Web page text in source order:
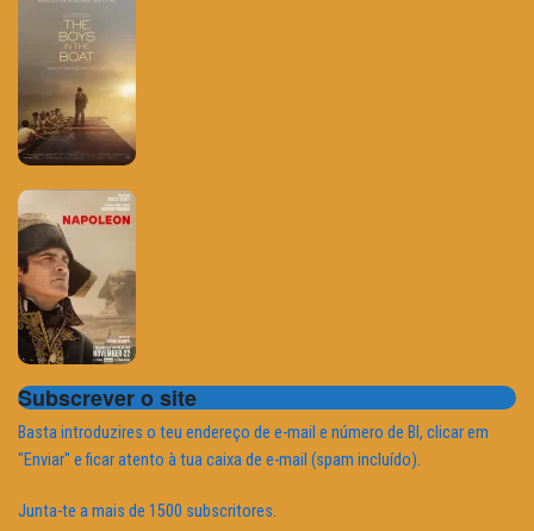
Subscrever o site
Basta introduzires o teu endereço de e-mail e número de BI, clicar em
"Enviar" e ficar atento à tua caixa de e-mail (spam incluído).
Junta-te a mais de 1500 subscritores.